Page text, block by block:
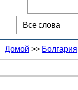
Домой >> Болгария